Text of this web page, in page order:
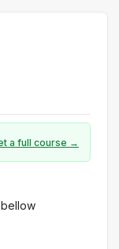
a full course →